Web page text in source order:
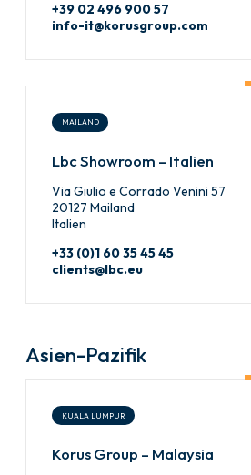
+39 02 496 900 57
info-it@korusgroup.com
MAILAND
Lbc Showroom – Italien
Via Giulio e Corrado Venini 57
20127 Mailand
Italien
+33 (0)1 60 35 45 45
clients@lbc.eu
Asien-Pazifik
KUALA LUMPUR
Korus Group – Malaysia